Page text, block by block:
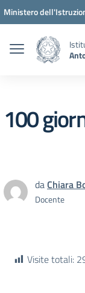
Vai ai contenuti
Vai al menu di
Vai al footer
Ministero
100
daChiara
Docente
Visite totali: